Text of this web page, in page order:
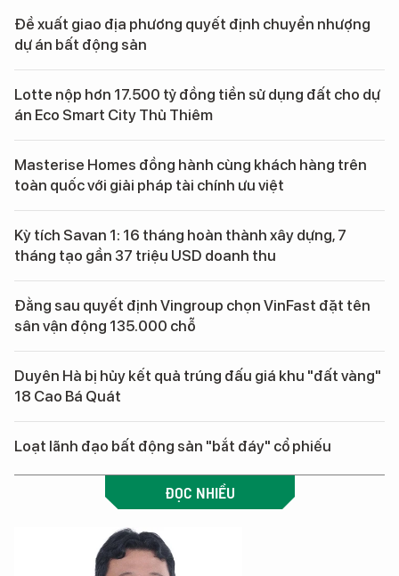
Đề xuất giao địa phương quyết định chuyển nhượng
dự án bất động sản
Lotte nộp hơn 17.500 tỷ đồng tiền sử dụng đất cho dự
án Eco Smart City Thủ Thiêm
Masterise Homes đồng hành cùng khách hàng trên
toàn quốc với giải pháp tài chính ưu việt
Kỳ tích Savan 1: 16 tháng hoàn thành xây dựng, 7
tháng tạo gần 37 triệu USD doanh thu
Đằng sau quyết định Vingroup chọn VinFast đặt tên
sân vận động 135.000 chỗ
Duyên Hà bị hủy kết quả trúng đấu giá khu "đất vàng"
18 Cao Bá Quát
Loạt lãnh đạo bất động sản "bắt đáy" cổ phiếu
ĐỌC NHIỀU